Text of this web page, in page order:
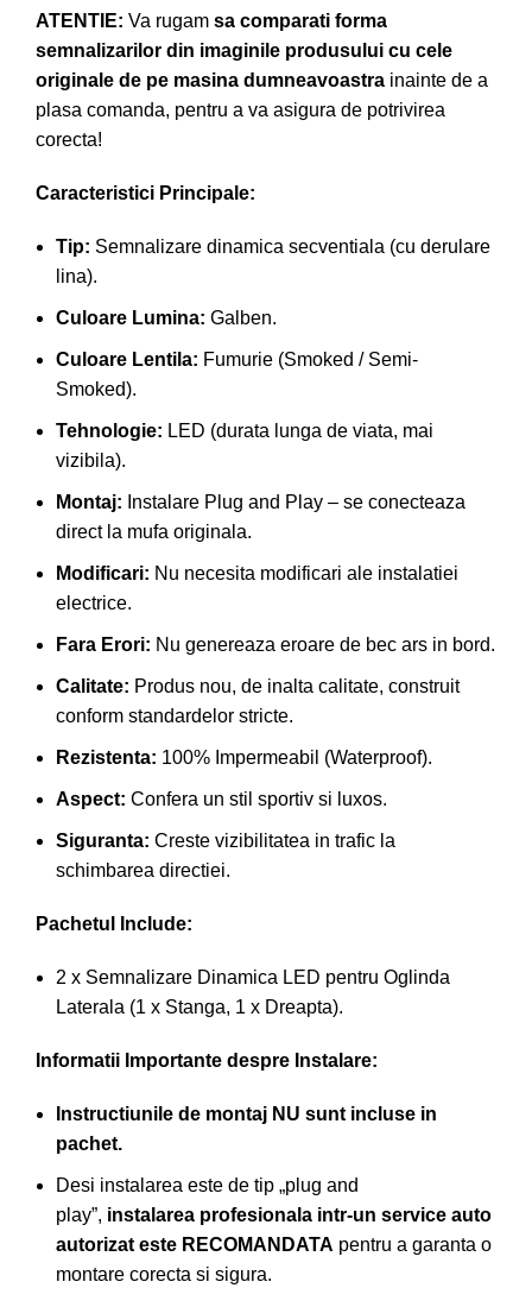
ATENTIE: Va rugam sa comparati forma
semnalizarilor din imaginile produsului cu cele
originale de pe masina dumneavoastra inainte de a
plasa comanda, pentru a va asigura de potrivirea
corecta!
Caracteristici Principale:
Tip: Semnalizare dinamica secventiala (cu derulare
lina).
Culoare Lumina: Galben.
Culoare Lentila: Fumurie (Smoked / Semi-
Smoked).
Tehnologie: LED (durata lunga de viata, mai
vizibila).
Montaj: Instalare Plug and Play – se conecteaza
direct la mufa originala.
Modificari: Nu necesita modificari ale instalatiei
electrice.
Fara Erori: Nu genereaza eroare de bec ars in bord.
Calitate: Produs nou, de inalta calitate, construit
conform standardelor stricte.
Rezistenta: 100% Impermeabil (Waterproof).
Aspect: Confera un stil sportiv si luxos.
Siguranta: Creste vizibilitatea in trafic la
schimbarea directiei.
Pachetul Include:
2 x Semnalizare Dinamica LED pentru Oglinda
Laterala (1 x Stanga, 1 x Dreapta).
Informatii Importante despre Instalare:
Instructiunile de montaj NU sunt incluse in
pachet.
Desi instalarea este de tip „plug and
play”, instalarea profesionala intr-un service auto
autorizat este RECOMANDATA pentru a garanta o
montare corecta si sigura.